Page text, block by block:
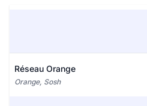
Réseau Orange
Orange, Sosh